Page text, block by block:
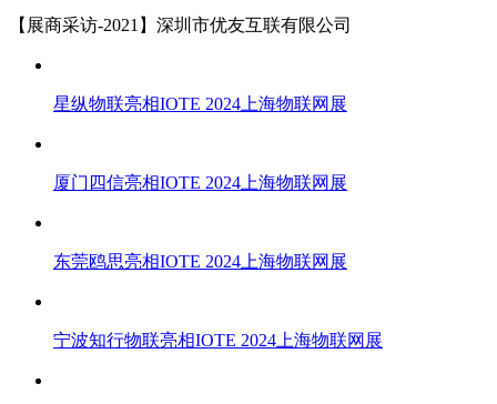
【展商采访-2021】深圳市优友互联有限公司
星纵物联亮相IOTE 2024上海物联网展
厦门四信亮相IOTE 2024上海物联网展
东莞鸥思亮相IOTE 2024上海物联网展
宁波知行物联亮相IOTE 2024上海物联网展